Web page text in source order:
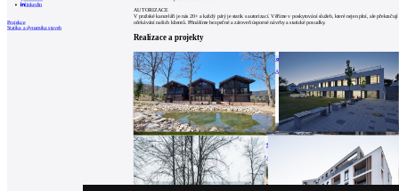
linkedin
Projekce
Statika a dynamika staveb
AUTORIZACE
V pražské kanceláři je nás 20+ a každý pátý je statik s autorizací. Věříme v poskytování služeb, které nejen plní, ale překračují
očekávání našich klientů. Přinášíme bezpečné a zároveň úsporné návrhy a statické posudky.
Realizace a projekty
Pivovar Proud
Mimosa architekti | Plzeň
Bytový dům Rezidence Michelangelova
PS_A | Praha
Rekonstrukce Pavilonu Z
A8000 s.r.o. | České Budějovice
Společenské centrum Sedlčany
A8000 s.r.o. | Sedlčany